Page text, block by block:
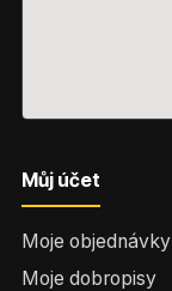
Můj účet
Moje objednávky
Moje dobropisy